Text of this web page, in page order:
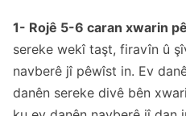
1- Rojê 5-6 caran xwarin
sereke wekî taşt, firavîn û
navberê jî pêwîst in. Ev
danên sereke divê bên